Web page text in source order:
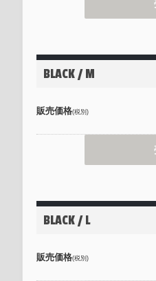
BLACK / M
販売価格(税別)
BLACK / L
販売価格(税別)